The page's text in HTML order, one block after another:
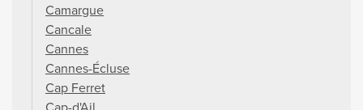
Camargue
Cancale
Cannes
Cannes-Écluse
Cap Ferret